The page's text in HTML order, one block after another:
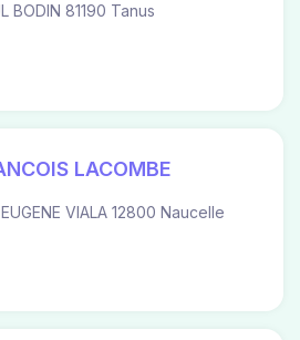
BODIN 81190 Tanus
LACOMBE
VIALA 12800 Naucelle